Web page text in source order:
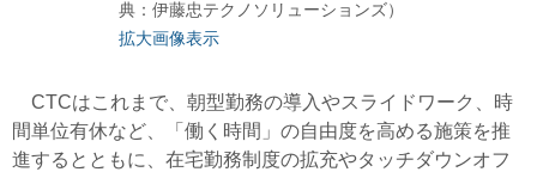
典：伊藤忠テクノソリューションズ）
拡大画像表示
CTCはこれまで、朝型勤務の導入やスライドワーク、時
間単位有休など、「働く時間」の自由度を高める施策を推
進するとともに、在宅勤務制度の拡充やタッチダウンオフ